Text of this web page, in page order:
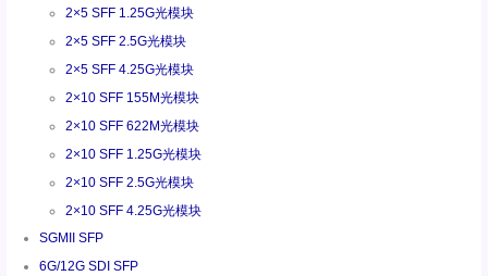
2×5 SFF 1.25G光模块
2×5 SFF 2.5G光模块
2×5 SFF 4.25G光模块
2×10 SFF 155M光模块
2×10 SFF 622M光模块
2×10 SFF 1.25G光模块
2×10 SFF 2.5G光模块
2×10 SFF 4.25G光模块
SGMII SFP
6G/12G SDI SFP